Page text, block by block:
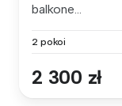
balkone...
2 pokoi
2 300 zł